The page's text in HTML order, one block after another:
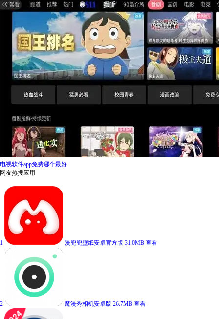
电视软件app免费哪个最好
网友热搜应用
1 漫兜兜壁纸安卓官方版 31.0MB 查看
2 魔漫秀相机安卓版 26.7MB 查看